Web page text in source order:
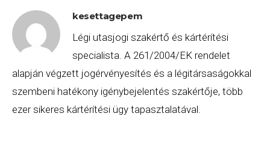
kesettagepem
Légi utasjogi szakértő és kártérítési
specialista. A 261/2004/EK rendelet
alapján végzett jogérvényesítés és a légitársaságokkal
szembeni hatékony igénybejelentés szakértője, több
ezer sikeres kártérítési ügy tapasztalatával.